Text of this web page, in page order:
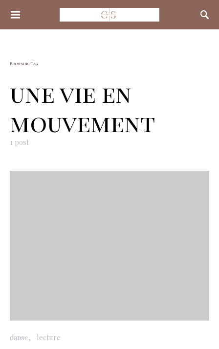
Search for:
Browsing Tag
une vie en
mouvement
1 post
danse lecture